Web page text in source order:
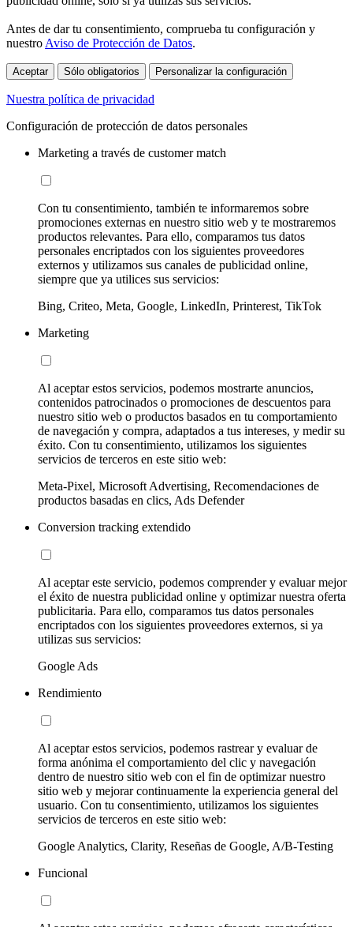
Antes de dar tu consentimiento, comprueba tu configuración y
nuestroAviso de Protección de Datos.
Aceptar Sólo obligatorios Personalizar la configuración
Nuestra política de privacidad
Configuración de protección de datos personales
Marketing a través de customer match
Con tu consentimiento, también te informaremos sobre
promociones externas en nuestro sitio web y te mostraremos
productos relevantes. Para ello, comparamos tus datos
personales encriptados con los siguientes proveedores
externos y utilizamos sus canales de publicidad online,
siempre que ya utilices sus servicios:
Bing, Criteo, Meta, Google, LinkedIn, Printerest, TikTok
Marketing
Al aceptar estos servicios, podemos mostrarte anuncios,
contenidos patrocinados o promociones de descuentos para
nuestro sitio web o productos basados en tu comportamiento
de navegación y compra, adaptados a tus intereses, y medir su
éxito. Con tu consentimiento, utilizamos los siguientes
servicios de terceros en este sitio web:
Meta-Pixel, Microsoft Advertising, Recomendaciones de
productos basadas en clics, Ads Defender
Conversion tracking extendido
Al aceptar este servicio, podemos comprender y evaluar mejor
el éxito de nuestra publicidad online y optimizar nuestra oferta
publicitaria. Para ello, comparamos tus datos personales
encriptados con los siguientes proveedores externos, si ya
utilizas sus servicios:
Google Ads
Rendimiento
Al aceptar estos servicios, podemos rastrear y evaluar de
forma anónima el comportamiento del clic y navegación
dentro de nuestro sitio web con el fin de optimizar nuestro
sitio web y mejorar continuamente la experiencia general del
usuario. Con tu consentimiento, utilizamos los siguientes
servicios de terceros en este sitio web:
Google Analytics, Clarity, Reseñas de Google, A/B-Testing
Funcional